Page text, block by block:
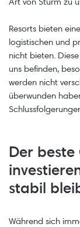
Resorts bieten
logistischen und
nicht bieten.
uns befinden,
werden nicht
überwunden
Der
stabil
Während sich